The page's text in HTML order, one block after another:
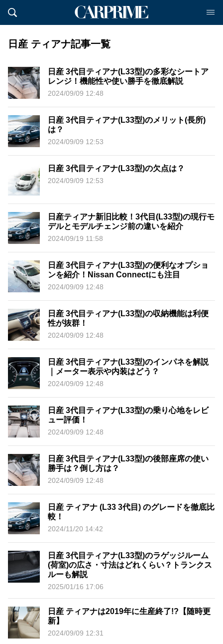
日産 ティアナ記事一覧
日産 3代目ティアナ(L33型)の多彩なシートア
レンジ！機能性や使い勝手を徹底解説
2024/09/09 12:48
日産 3代目ティアナ(L33型)のメリット(長所)
は？
2024/09/09 12:53
日産 3代目ティアナ(L33型)の欠点は？
2024/09/09 12:53
日産ティアナ新旧比較！3代目(L33型)の現行モ
デルとモデルチェンジ前の違いを紹介
2024/09/19 11:58
日産 3代目ティアナ(L33型)の便利なオプショ
ンを紹介！Nissan Connectにも注目
2024/09/09 12:48
日産 3代目ティアナ(L33型)の収納機能は利便
性が抜群！
2024/09/09 12:48
日産 3代目ティアナ(L33型)のインパネを解説
｜メーター表示や内装はどう？
2024/09/09 12:48
日産 3代目ティアナ(L33型)の乗り心地をレビ
ュー評価！
2024/09/09 12:48
日産 3代目ティアナ(L33型)の後部座席の使い
勝手は？倒し方は？
2024/09/09 12:48
日産 ティアナ (L33 3代目) のグレードを徹底比
較！
2024/11/20 14:42
日産 3代目ティアナ(L33型)のラゲッジルーム
(荷室)の広さ・寸法はどれくらい？トランクス
ルーも解説
2025/01/16 17:06
日産 ティアナは2019年に生産終了!?【随時更
新】
2024/09/09 12:31